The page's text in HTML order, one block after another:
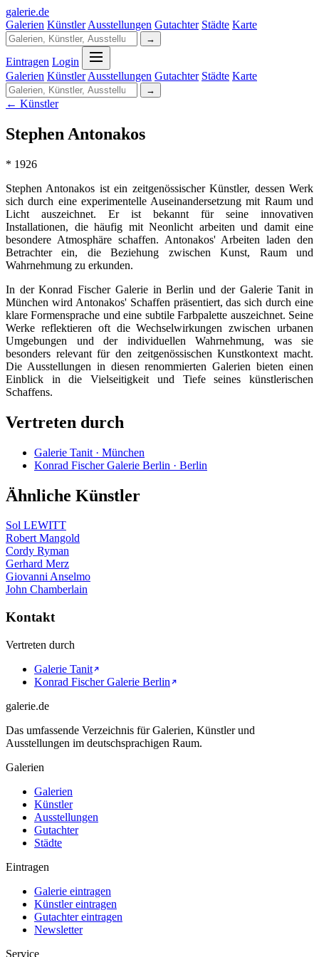
galerie.de
Galerien Künstler Ausstellungen Gutachter Städte Karte
→
Eintragen Login
Galerien Künstler Ausstellungen Gutachter Städte Karte
→
← Künstler
Stephen Antonakos
* 1926
Stephen Antonakos ist ein zeitgenössischer Künstler, dessen Werk
sich durch eine experimentelle Auseinandersetzung mit Raum und
Licht auszeichnet. Er ist bekannt für seine innovativen
Installationen, die häufig mit Neonlicht arbeiten und damit eine
besondere Atmosphäre schaffen. Antonakos' Arbeiten laden den
Betrachter ein, die Beziehung zwischen Kunst, Raum und
Wahrnehmung zu erkunden.
In der Konrad Fischer Galerie in Berlin und der Galerie Tanit in
München wird Antonakos' Schaffen präsentiert, das sich durch eine
klare Formensprache und eine subtile Farbpalette auszeichnet. Seine
Werke reflektieren oft die Wechselwirkungen zwischen urbanen
Umgebungen und der individuellen Wahrnehmung, was sie
besonders relevant für den zeitgenössischen Kunstkontext macht.
Die Ausstellungen in diesen renommierten Galerien bieten einen
Einblick in die Vielseitigkeit und Tiefe seines künstlerischen
Schaffens.
Vertreten durch
Galerie Tanit · München
Konrad Fischer Galerie Berlin · Berlin
Ähnliche Künstler
Sol LEWITT
Robert Mangold
Cordy Ryman
Gerhard Merz
Giovanni Anselmo
John Chamberlain
Kontakt
Vertreten durch
Galerie Tanit
Konrad Fischer Galerie Berlin
galerie.de
Das umfassende Verzeichnis für Galerien, Künstler und
Ausstellungen im deutschsprachigen Raum.
Galerien
Galerien
Künstler
Ausstellungen
Gutachter
Städte
Eintragen
Galerie eintragen
Künstler eintragen
Gutachter eintragen
Newsletter
Service